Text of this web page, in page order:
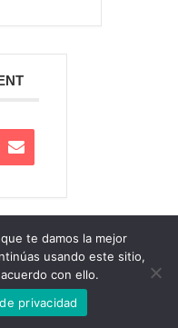
te damos la mejor
usando este sitio,
con ello.
privacidad